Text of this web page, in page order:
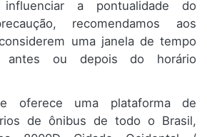
a pontualidade do
recomendamos aos
uma janela de tempo
ou depois do horário
oferece uma plataforma de
de ônibus de todo o Brasil,